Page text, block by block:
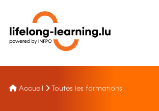
Accueil Toutes les formations